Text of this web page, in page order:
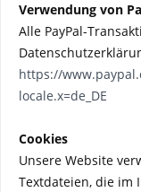
Verwendung von
Alle PayPal-
https://
locale.x=de_DE
Cookies
Unsere Website
Textdateien, die im